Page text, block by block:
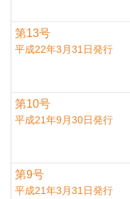
第13号
平成22年3月31日発行
第10号
平成21年9月30日発行
第9号
平成21年3月31日発行